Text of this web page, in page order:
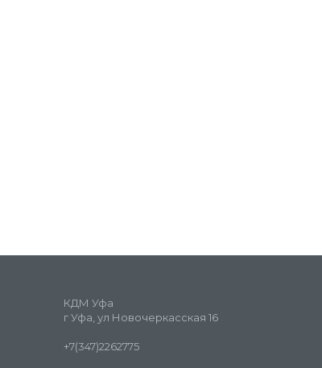
КДМ Уфа
г Уфа, ул Новочеркасская 16
+7(347)2262775